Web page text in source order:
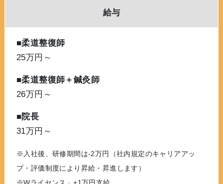
給与
■柔道整復師
25万円～
■柔道整復師＋鍼灸師
26万円～
■院長
31万円～
※入社後、研修期間は-2万円（社内規定のキャリアアッ
プ・評価制度により昇給・昇進します）